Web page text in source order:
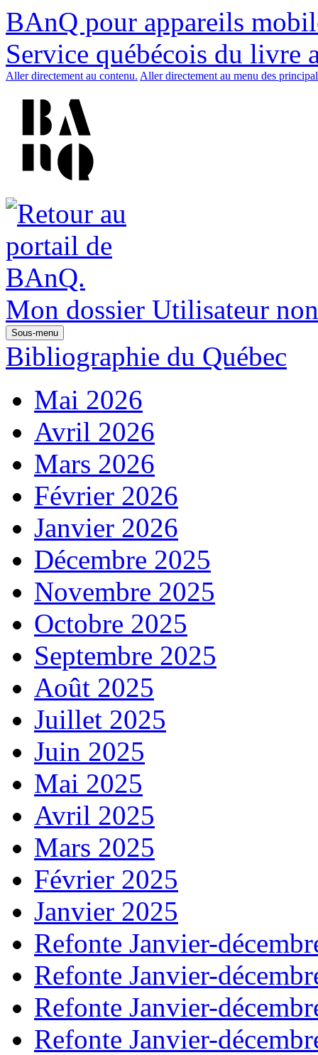
BAnQ pour appareils
Service québécois du livre
Aller directement au contenu. Aller directement au menu des
Mon dossier Utilisateur
Sous-menu
Bibliographie du Québec
Mai 2026
Avril 2026
Mars 2026
Février 2026
Janvier 2026
Décembre 2025
Novembre 2025
Octobre 2025
Septembre 2025
Août 2025
Juillet 2025
Juin 2025
Mai 2025
Avril 2025
Mars 2025
Février 2025
Janvier 2025
Refonte Janvier-
Refonte Janvier-
Refonte Janvier-
Refonte Janvier-